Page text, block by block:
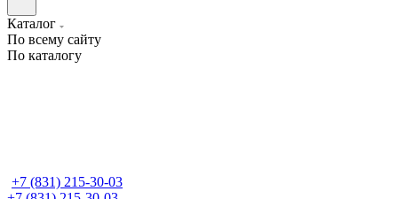
Каталог
По всему сайту
По каталогу
+7 (831) 215-30-03